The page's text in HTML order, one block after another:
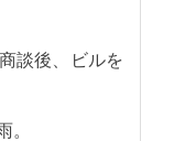
談後、ビルを
。